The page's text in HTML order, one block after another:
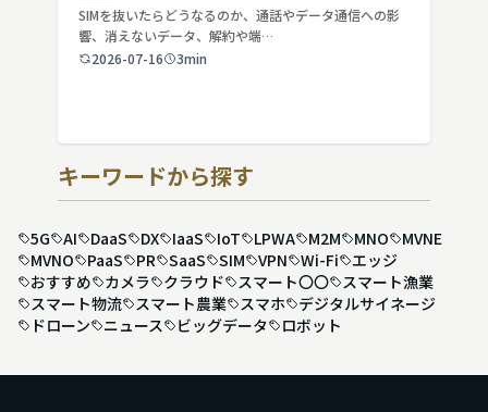
SIMを抜いたらどうなるのか、通話やデータ通信への影
響、消えないデータ、解約や端…
2026-07-16
3min
キーワードから探す
5G AI DaaS DX IaaS IoT LPWA M2M MNO
MVNE
MVNO
PaaS PR SaaS SIM VPN Wi-Fi
エッジ
おすすめ
カメラ クラウド スマート〇〇
スマート漁業
スマート物流
スマート農業 スマホ
デジタルサイネージ
ドローン
ニュース ビッグデータ ロボット